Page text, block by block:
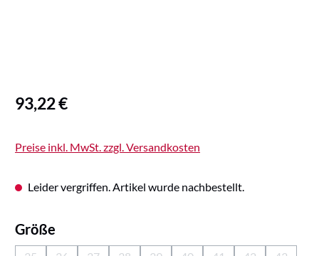
Regulärer Preis:
93,22 €
Preise inkl. MwSt. zzgl. Versandkosten
Leider vergriffen. Artikel wurde nachbestellt.
Größe